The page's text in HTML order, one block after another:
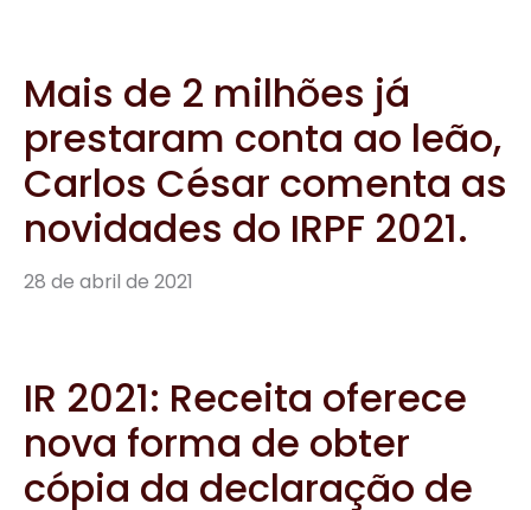
Mais de 2 milhões já
prestaram conta ao leão,
Carlos César comenta as
novidades do IRPF 2021.
28 de abril de 2021
IR 2021: Receita oferece
nova forma de obter
cópia da declaração de